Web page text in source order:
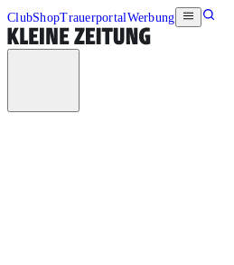
ClubShopTrauerportalWerbung